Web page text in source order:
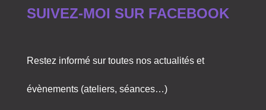
SUIVEZ-MOI SUR FACEBOOK
Restez informé sur toutes nos actualités et
évènements (ateliers, séances…)